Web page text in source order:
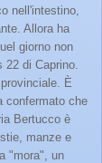
nell'intestino,
Allora ha
giorno non
di Caprino.
È
confermato che
Bertucco è
manze e
"mora", un